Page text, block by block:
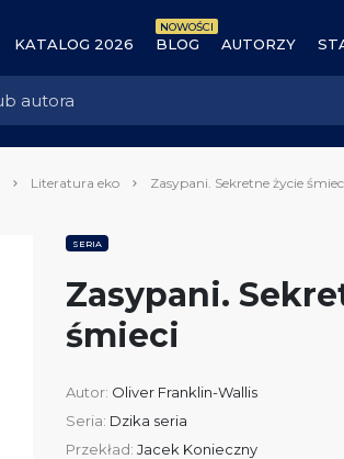
KATALOG 2026 BLOG
NOWOŚCI
AUTORZY
Literatura eko Zasypani. Sekretne życie
SERIA
Zasypani.
śmieci
Autor: Oliver Franklin-Wallis
Seria: Dzika seria
Przekład: Jacek Konieczny